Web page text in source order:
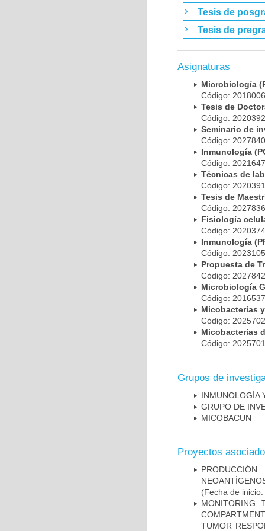
Tesis de
Tesis de
Asignaturas
Microbiología
Código:
Tesis de
Código:
Seminario de
Código:
Inmunología
Código:
Técnicas de
Código:
Tesis de
Código:
Fisiología
Código:
Inmunología
Código:
Propuesta de
Código:
Microbiología
Código:
Micobacterias
Código:
Micobacterias
Código:
Grupos de
INMUNOLOGÍA
GRUPO DE
MICOBAC­UN
Proyectos
(Fecha de
MONITORING
TUMOR